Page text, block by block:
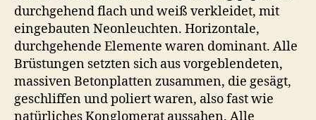
durchgehend flach und weiß verkleidet, mit
eingebauten Neonleuchten. Horizontale,
durchgehende Elemente waren dominant. Alle
Brüstungen setzten sich aus vorgeblendeten,
massiven Betonplatten zusammen, die gesägt,
geschliffen und poliert waren, also fast wie